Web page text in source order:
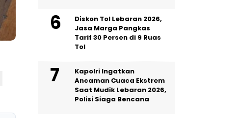
Diskon Tol Lebaran 2026,
Jasa Marga Pangkas
Tarif 30 Persen di 9 Ruas
Tol
Kapolri Ingatkan
Ancaman Cuaca Ekstrem
Saat Mudik Lebaran 2026,
Polisi Siaga Bencana